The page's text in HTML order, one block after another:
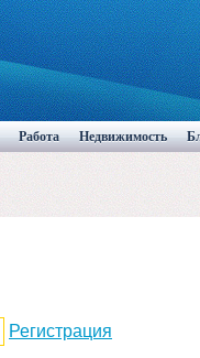
Работа Недвижимость
Регистрация